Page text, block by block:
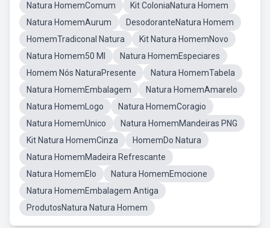
Natura HomemComum
Kit ColoniaNatura Homem
Natura HomemAurum
DesodoranteNatura Homem
HomemTradiconal Natura
Kit Natura HomemNovo
Natura Homem50 Ml
Natura HomemEspeciares
Homem Nós NaturaPresente
Natura HomemTabela
Natura HomemEmbalagem
Natura HomemAmarelo
Natura HomemLogo
Natura HomemCoragio
Natura HomemUnico
Natura HomemMandeiras PNG
Kit Natura HomemCinza
HomemDo Natura
Natura HomemMadeira Refrescante
Natura HomemElo
Natura HomemEmocione
Natura HomemEmbalagem Antiga
ProdutosNatura Natura Homem